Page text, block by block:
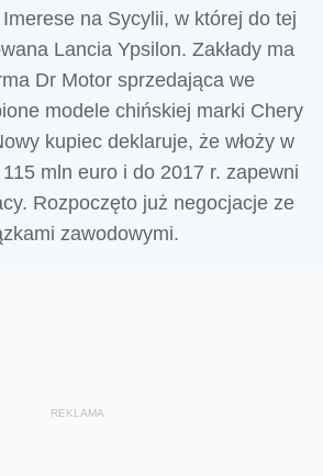
na Sycylii, w której do tej
Lancia Ypsilon. Zakłady ma
Dr Motor sprzedająca we
modele chińskiej marki Chery
kupiec deklaruje, że włoży w
mln euro i do 2017 r. zapewni
Rozpoczęto już negocjacje ze
zawodowymi.
REKLAMA